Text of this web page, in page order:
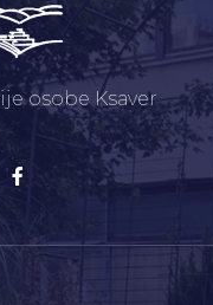
osobe Ksaver